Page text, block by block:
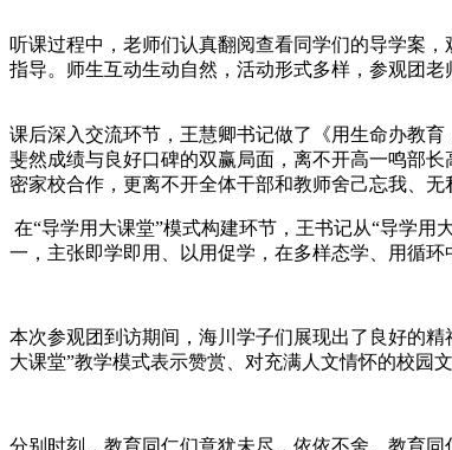
听课过程中，老师们认真翻阅查看同学们的导学案
指导。 师生互动生动自然，活动形式多样，参观团老
课后深入交流环节 ，王慧卿书记做了《用生命办教
斐然成绩与良好口碑的双赢局面，离不开高一鸣部
密家校合作，更离不开全体干部和教师舍己忘我、无
在“导学用大课堂”模式构建环节，王书记从“导学用
一，主张即学即用、以用促学，在多样态学、用循
本次参观团到访期间，海川学子们展现出了良好的精
大课堂”教学模式表示赞赏、对充满人文情怀的校园
分别时刻，教育同仁们意犹未尽，依依不舍。教育